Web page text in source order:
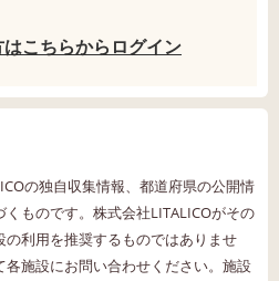
こちらからログイン
の独自収集情報、都道府県の公開情
ものです。株式会社LITALICOがその
利用を推奨するものではありませ
施設にお問い合わせください。施設